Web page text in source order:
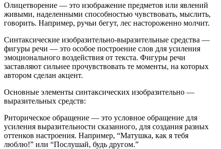
Олицетворение — это изображение предметов или явлений
живыми, наделенными способностью чувствовать, мыслить,
говорить. Например, ручьи бегут, лес настороженно молчит.
Синтаксические изобразительно-выразительные средства —
фигуры речи — это особое построение слов для усиления
эмоционального воздействия от текста. Фигуры речи
заставляют сильнее прочувствовать те моменты, на которых
автором сделан акцент.
Основные элементы синтаксических изобразительно —
выразительных средств:
Риторическое обращение — это условное обращение для
усиления выразительности сказанного, для создания разных
оттенков настроения. Например, “Матушка, как я тебя
люблю!” или “Послушай, будь другом.”